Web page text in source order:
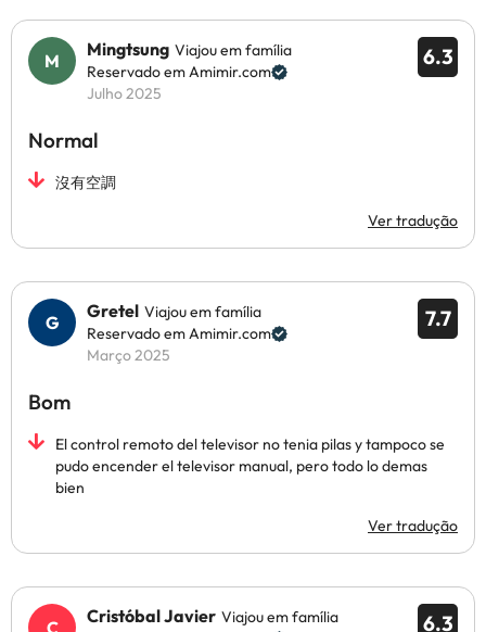
6.3
Mingtsung Viajou em família
Reservado em Amimir.com
Julho 2025
Normal
沒有空調
Ver tradução
7.7
Gretel Viajou em família
Reservado em Amimir.com
Março 2025
Bom
El control remoto del televisor no tenia pilas y tampoco se
pudo encender el televisor manual, pero todo lo demas
bien
Ver tradução
6.3
Cristóbal Javier Viajou em família